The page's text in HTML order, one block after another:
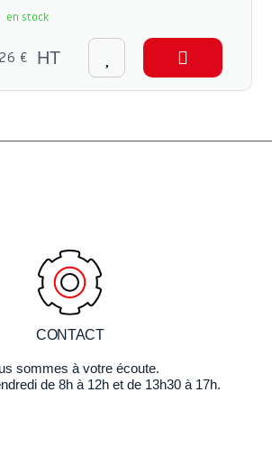
en stock
€ HT
CONTACT
sommes à votre écoute.
de 8h à 12h et de 13h30 à 17h.